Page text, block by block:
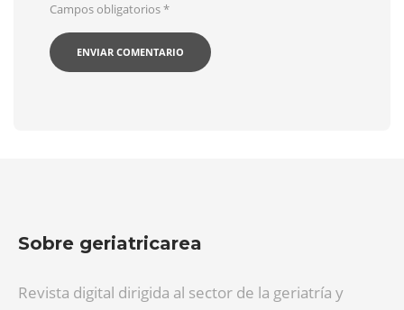
Campos obligatorios*
Sobre geriatricarea
Revista digital dirigida al sector de la geriatría y